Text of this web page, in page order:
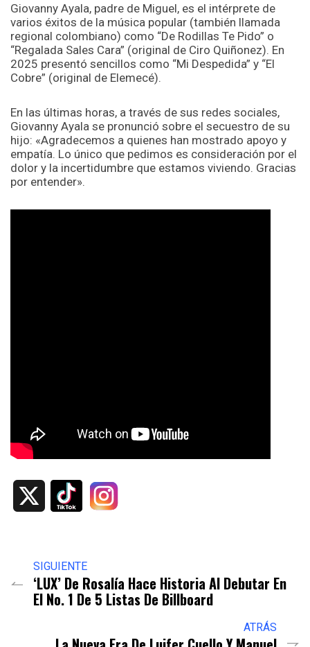
Giovanny Ayala, padre de Miguel, es el intérprete de
varios éxitos de la música popular (también llamada
regional colombiano) como “De Rodillas Te Pido” o
“Regalada Sales Cara” (original de Ciro Quiñonez). En
2025 presentó sencillos como “Mi Despedida” y “El
Cobre” (original de Elemecé).
En las últimas horas, a través de sus redes sociales,
Giovanny Ayala se pronunció sobre el secuestro de su
hijo: «Agradecemos a quienes han mostrado apoyo y
empatía. Lo único que pedimos es consideración por el
dolor y la incertidumbre que estamos viviendo. Gracias
por entender».
SIGUIENTE
‘LUX’ De Rosalía Hace Historia Al Debutar En
El No. 1 De 5 Listas De Billboard
ATRÁS